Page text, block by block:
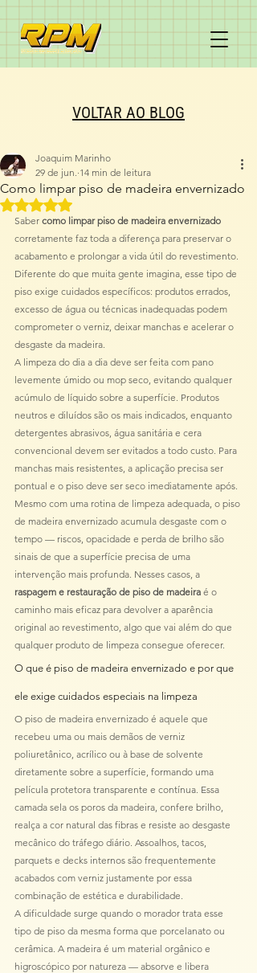
VOLTAR AO BLOG
Como limpar piso de madeira envernizado
Joaquim Marinho
29 de jun. 14 min de leitura
Avaliado com NaN de 5 estrelas.
Saber como limpar piso de madeira envernizado
corretamente faz toda a diferença para preservar o
acabamento e prolongar a vida útil do revestimento.
Diferente do que muita gente imagina, esse tipo de
piso exige cuidados específicos: produtos errados,
excesso de água ou técnicas inadequadas podem
comprometer o verniz, deixar manchas e acelerar o
desgaste da madeira.
A limpeza do dia a dia deve ser feita com pano
levemente úmido ou mop seco, evitando qualquer
acúmulo de líquido sobre a superfície. Produtos
neutros e diluídos são os mais indicados, enquanto
detergentes abrasivos, água sanitária e cera
convencional devem ser evitados a todo custo. Para
manchas mais resistentes, a aplicação precisa ser
pontual e o piso deve ser seco imediatamente após.
Mesmo com uma rotina de limpeza adequada, o piso
de madeira envernizado acumula desgaste com o
tempo — riscos, opacidade e perda de brilho são
sinais de que a superfície precisa de uma
intervenção mais profunda. Nesses casos, a
raspagem e restauração de piso de madeira é o
caminho mais eficaz para devolver a aparência
original ao revestimento, algo que vai além do que
qualquer produto de limpeza consegue oferecer.
O que é piso de madeira envernizado e por que
ele exige cuidados especiais na limpeza
O piso de madeira envernizado é aquele que
recebeu uma ou mais demãos de verniz
poliuretânico, acrílico ou à base de solvente
diretamente sobre a superfície, formando uma
película protetora transparente e contínua. Essa
camada sela os poros da madeira, confere brilho,
realça a cor natural das fibras e resiste ao desgaste
mecânico do tráfego diário. Assoalhos, tacos,
parquets e decks internos são frequentemente
acabados com verniz justamente por essa
combinação de estética e durabilidade.
A dificuldade surge quando o morador trata esse
tipo de piso da mesma forma que porcelanato ou
cerâmica. A madeira é um material orgânico e
higroscópico por natureza — absorve e libera